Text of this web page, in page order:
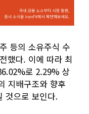
등의 소유주식 수
했다. 이에 따라 최
로 2.29% 상
지배구조와 향후
것으로 보인다.